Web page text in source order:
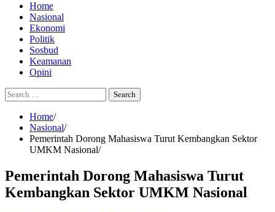
Home
Nasional
Ekonomi
Politik
Sosbud
Keamanan
Opini
Search
for:
Home
Nasional
Pemerintah Dorong Mahasiswa Turut Kembangkan Sektor
UMKM Nasional
Pemerintah Dorong Mahasiswa Turut
Kembangkan Sektor UMKM Nasional